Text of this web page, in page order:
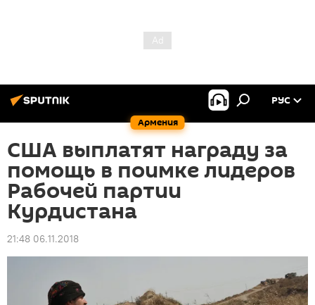
Армения
РУС
США выплатят награду за
помощь в поимке лидеров
Рабочей партии
Курдистана
21:48 06.11.2018